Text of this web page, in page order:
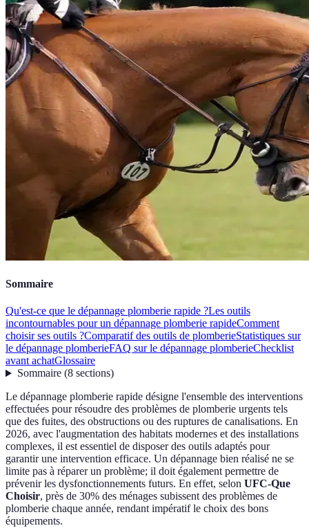
Sommaire
Qu'est-ce que le dépannage plomberie rapide ?Les outils
incontournables pour un dépannage plomberie rapideComment
choisir ses outils ?Comparatif des outils de plomberieStatistiques sur
le dépannage plomberieFAQ sur le dépannage plomberieChecklist
avant achatGlossaire
Sommaire(8 sections)
Le dépannage plomberie rapide désigne l'ensemble des interventions
effectuées pour résoudre des problèmes de plomberie urgents tels
que des fuites, des obstructions ou des ruptures de canalisations. En
2026, avec l'augmentation des habitats modernes et des installations
complexes, il est essentiel de disposer des outils adaptés pour
garantir une intervention efficace. Un dépannage bien réalisé ne se
limite pas à réparer un problème; il doit également permettre de
prévenir les dysfonctionnements futurs. En effet, selon UFC-Que
Choisir, près de 30% des ménages subissent des problèmes de
plomberie chaque année, rendant impératif le choix des bons
équipements.